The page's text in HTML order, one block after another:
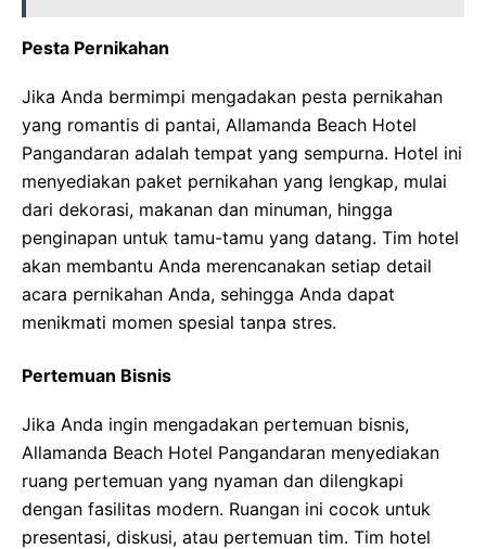
Pesta Pernikahan
Jika Anda bermimpi mengadakan pesta pernikahan
yang romantis di pantai, Allamanda Beach Hotel
Pangandaran adalah tempat yang sempurna. Hotel ini
menyediakan paket pernikahan yang lengkap, mulai
dari dekorasi, makanan dan minuman, hingga
penginapan untuk tamu-tamu yang datang. Tim hotel
akan membantu Anda merencanakan setiap detail
acara pernikahan Anda, sehingga Anda dapat
menikmati momen spesial tanpa stres.
Pertemuan Bisnis
Jika Anda ingin mengadakan pertemuan bisnis,
Allamanda Beach Hotel Pangandaran menyediakan
ruang pertemuan yang nyaman dan dilengkapi
dengan fasilitas modern. Ruangan ini cocok untuk
presentasi, diskusi, atau pertemuan tim. Tim hotel